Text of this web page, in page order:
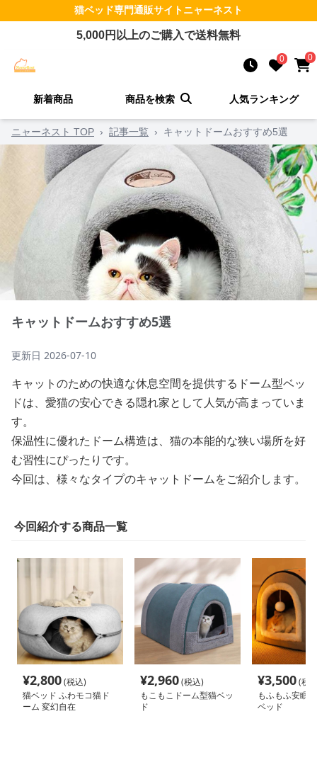
猫ベッド専門通販サイトニャーネスト
5,000円以上のご購入で送料無料
0 0
新着商品 商品を検索 人気ランキング
ニャーネスト TOP › 記事一覧 › キャットドームおすすめ5選
キャットドームおすすめ5選
更新日 2026-07-10
キャットのための快適な休息空間を提供するドーム型ベッ
ドは、愛猫の安心できる隠れ家として人気が高まっていま
す。
保温性に優れたドーム構造は、猫の本能的な狭い場所を好
む習性にぴったりです。
今回は、様々なタイプのキャットドームをご紹介します。
今回紹介する商品一覧
¥2,800(税込)
猫ベッド ふわモコ猫ド
ーム 変幻自在
¥2,960(税込)
もこもこドーム型猫ベッ
ド
¥3,500(税
もふもふ安眠
ベッド